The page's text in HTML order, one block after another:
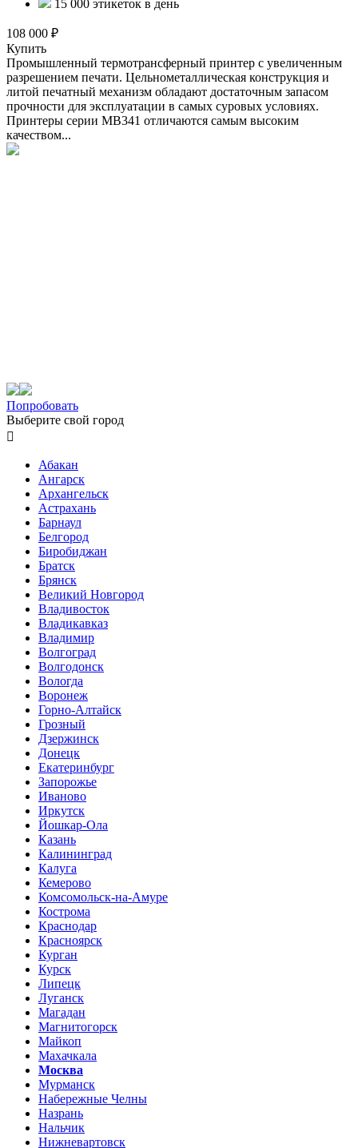
15 000 этикеток в день
108 000 ₽
Купить
Промышленный термотрансферный принтер с увеличенным
разрешением печати. Цельнометаллическая конструкция и
литой печатный механизм обладают достаточным запасом
прочности для эксплуатации в самых суровых условиях.
Принтеры серии MB341 отличаются самым высоким
качеством...
Попробовать
Выберите свой город

Абакан
Ангарск
Архангельск
Астрахань
Барнаул
Белгород
Биробиджан
Братск
Брянск
Великий Новгород
Владивосток
Владикавказ
Владимир
Волгоград
Волгодонск
Вологда
Воронеж
Горно-Алтайск
Грозный
Дзержинск
Донецк
Екатеринбург
Запорожье
Иваново
Иркутск
Йошкар-Ола
Казань
Калининград
Калуга
Кемерово
Комсомольск-на-Амуре
Кострома
Краснодар
Красноярск
Курган
Курск
Липецк
Луганск
Магадан
Магнитогорск
Майкоп
Махачкала
Москва
Мурманск
Набережные Челны
Назрань
Нальчик
Нижневартовск